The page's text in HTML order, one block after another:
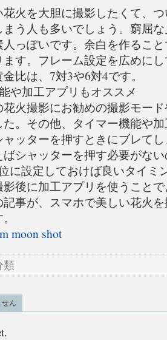
火を大胆に撮影したくて、
う人も多いでしょう。窮屈
っぽいです。余白を作るこ
す。フレーム設定を広めに
比は、7対3や6対4です。
や加工アプリもオススメ
火撮影にお勧めの撮影モー
。その他、タイマー機能や
ッターを押すときにブレて
シャッターを押す必要がな
に設定しておけば良いタイミ
影後に加工アプリを使うこと
記事が、スマホで美しい花火
moon shot
類
ん